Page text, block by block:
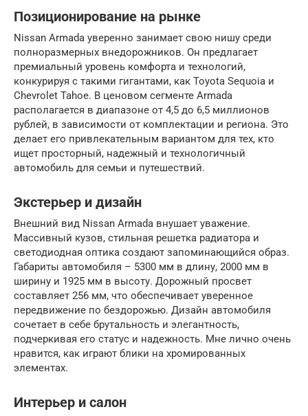
Позиционирование на рынке
Nissan Armada уверенно занимает свою нишу среди
полноразмерных внедорожников. Он предлагает
премиальный уровень комфорта и технологий,
конкурируя с такими гигантами, как Toyota Sequoia и
Chevrolet Tahoe. В ценовом сегменте Armada
располагается в диапазоне от 4,5 до 6,5 миллионов
рублей, в зависимости от комплектации и региона. Это
делает его привлекательным вариантом для тех, кто
ищет просторный, надежный и технологичный
автомобиль для семьи и путешествий.
Экстерьер и дизайн
Внешний вид Nissan Armada внушает уважение.
Массивный кузов, стильная решетка радиатора и
светодиодная оптика создают запоминающийся образ.
Габариты автомобиля – 5300 мм в длину, 2000 мм в
ширину и 1925 мм в высоту. Дорожный просвет
составляет 256 мм, что обеспечивает уверенное
передвижение по бездорожью. Дизайн автомобиля
сочетает в себе брутальность и элегантность,
подчеркивая его статус и надежность. Мне лично очень
нравится, как играют блики на хромированных
элементах.
Интерьер и салон